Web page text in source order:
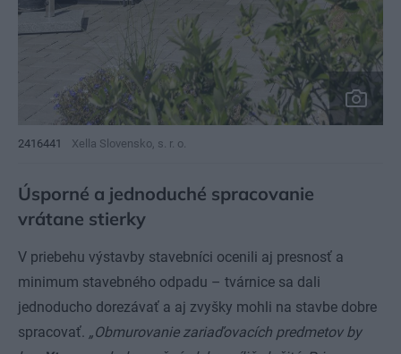
2416441 Xella Slovensko, s. r. o.
Úsporné a jednoduché spracovanie
vrátane stierky
V priebehu výstavby stavebníci ocenili aj presnosť a
minimum stavebného odpadu – tvárnice sa dali
jednoducho dorezávať a aj zvyšky mohli na stavbe dobre
spracovať. „Obmurovanie zariaďovacích predmetov by